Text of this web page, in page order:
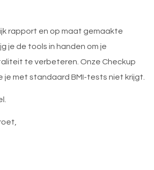
rapport en op maat gemaakte
je de tools in handen om je
te verbeteren. Onze Checkup
je met standaard BMI-tests niet krijgt.